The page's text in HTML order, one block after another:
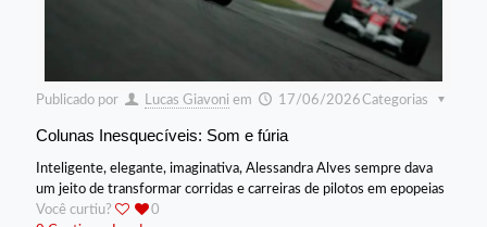
Publicado por Lucas Giavoni em 17/06/2026Categorias
Colunas Inesquecíveis: Som e fúria
Inteligente, elegante, imaginativa, Alessandra Alves sempre dava
um jeito de transformar corridas e carreiras de pilotos em epopeias
Você curtiu?
0